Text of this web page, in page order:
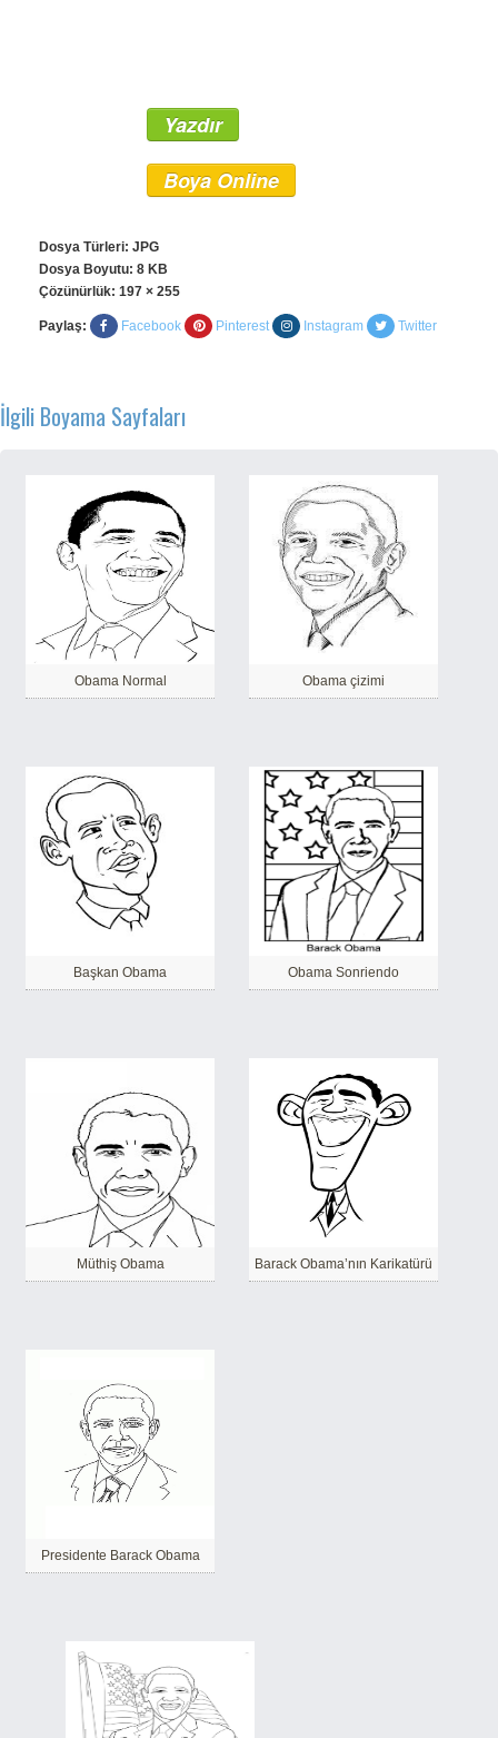
Yazdır
Boya Online
Dosya Türleri: JPG
Dosya Boyutu: 8 KB
Çözünürlük: 197 × 255
Paylaş: Facebook Pinterest Instagram Twitter
İlgili Boyama Sayfaları
Obama Normal Obama çizimi
Başkan Obama Obama Sonriendo
Müthiş Obama Barack Obama’nın Karikatürü
Presidente Barack Obama